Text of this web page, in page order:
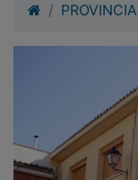
PROVINCIA